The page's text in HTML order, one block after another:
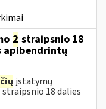
2 straipsnio 18
apibendrintų
įstatymų
straipsnio 18 dalies